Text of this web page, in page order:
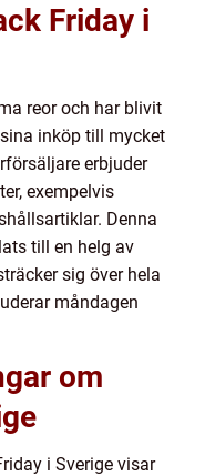
Friday i
reor och har blivit
inköp till mycket
erbjuder
exempelvis
Denna
till en helg av
sig över hela
måndagen
om
i Sverige visar